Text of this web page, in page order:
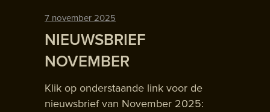
7 november 2025
NIEUWSBRIEF
NOVEMBER
Klik op onderstaande link voor de
nieuwsbrief van November 2025: